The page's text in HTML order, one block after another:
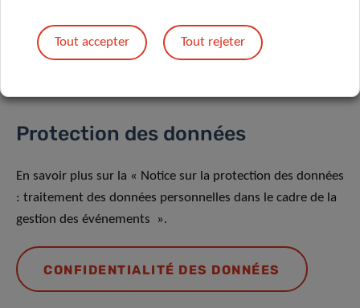
Protection des données
En savoir plus sur la « Notice sur la protection des données
: traitement des données personnelles dans le cadre de la
gestion des événements ».
CONFIDENTIALITÉ DES DONNÉES
Tout accepter Tout rejeter